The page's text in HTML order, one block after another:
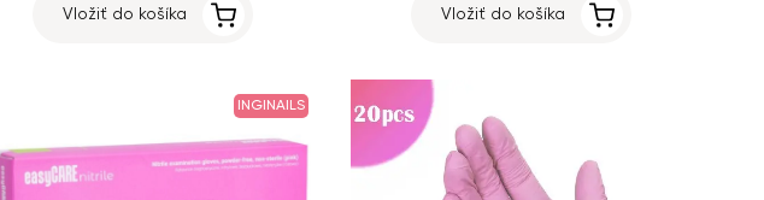
Vložiť do košíka Vložiť do košíka
INGINAILS